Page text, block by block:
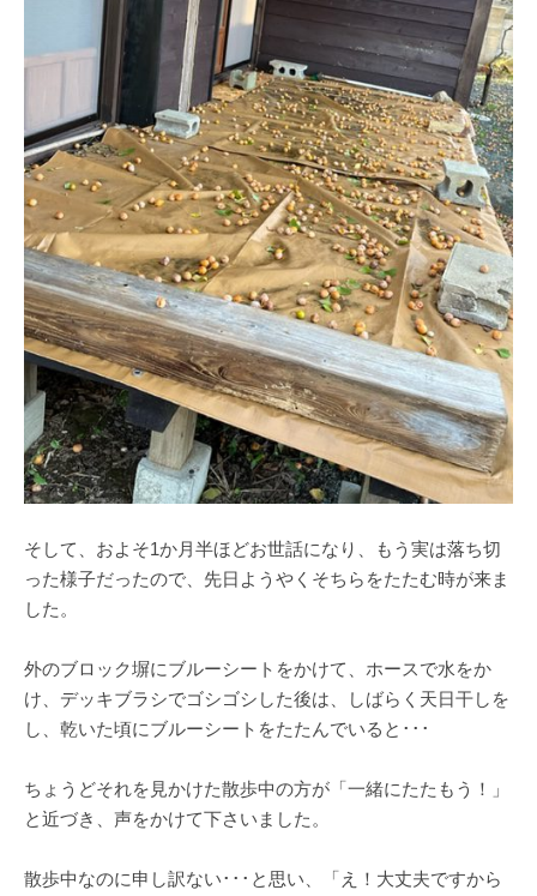
そして、およそ1か月半ほどお世話になり、もう実は落ち切
った様子だったので、先日ようやくそちらをたたむ時が来ま
した。
外のブロック塀にブルーシートをかけて、ホースで水をか
け、デッキブラシでゴシゴシした後は、しばらく天日干しを
し、乾いた頃にブルーシートをたたんでいると･･･
ちょうどそれを見かけた散歩中の方が「一緒にたたもう！」
と近づき、声をかけて下さいました。
散歩中なのに申し訳ない･･･と思い、「え！大丈夫ですから